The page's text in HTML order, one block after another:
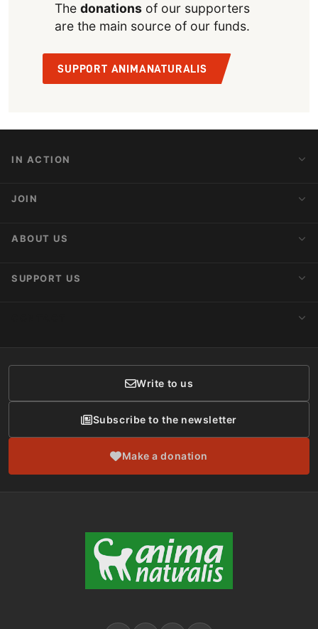
The donationsof our supporters
are the main source of our funds.
SUPPORT ANIMANATURALIS
IN ACTION
Action Alerts
JOIN
Activist Network
ABOUT US
About AnimaNaturalis
SUPPORT US
Donor Care
Write to us
Subscribe to the newsletter
Make a donation